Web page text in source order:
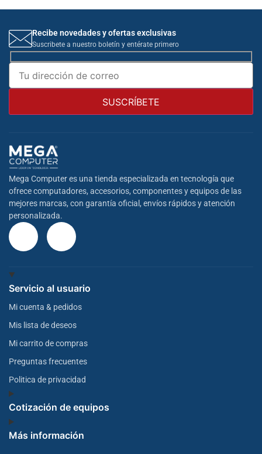
Recibe novedades y ofertas exclusivas
Suscribete a nuestro boletín y entérate primero
Mega Computer es una tienda especializada en tecnología que
ofrece computadores, accesorios, componentes y equipos de las
mejores marcas, con garantía oficial, envíos rápidos y atención
personalizada.
Servicio al usuario
Mi cuenta & pedidos
Mis lista de deseos
Mi carrito de compras
Preguntas frecuentes
Politica de privacidad
Cotización de equipos
Más información